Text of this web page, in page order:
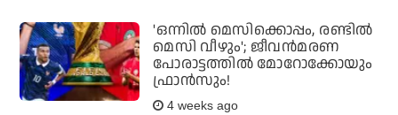
'ഒന്നില്‍ മെസിക്കൊപ്പം, രണ്ടില്‍
മെസി വീഴും'; ജീവന്‍മരണ
പോരാട്ടത്തില്‍ മോറോക്കോയും
ഫ്രാന്‍സും!
4 weeks ago